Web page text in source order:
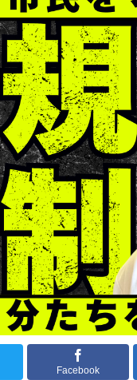
Facebook